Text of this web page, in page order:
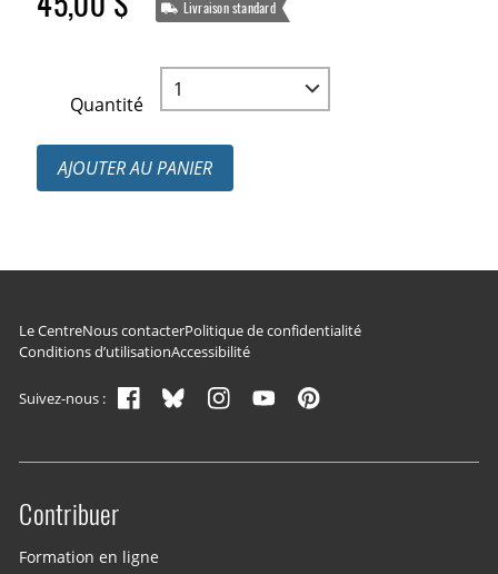
Livraison standard
Quantité
AJOUTER AU PANIER
Navigation du pied de page
Le CentreNous contacterPolitique de confidentialité
Conditions d’utilisationAccessibilité
Suivez-nous :
Site menu
Contribuer
Formation en ligne